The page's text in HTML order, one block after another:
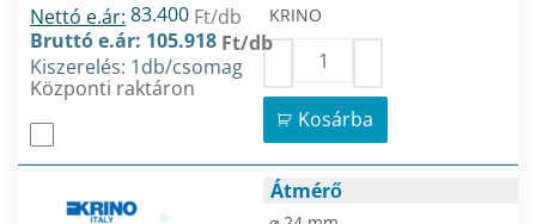
Nettó e.ár: 83.400 Ft/db
Bruttó e.ár: 105.918 Ft/db
Kiszerelés: 1db/csomag
Központi raktáron
KRINO
Kosárba
Átmérő